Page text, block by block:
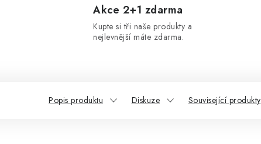
Akce 2+1 zdarma
Kupte si tři naše produkty a
nejlevnější máte zdarma.
Popis produktu Diskuze Související produkty